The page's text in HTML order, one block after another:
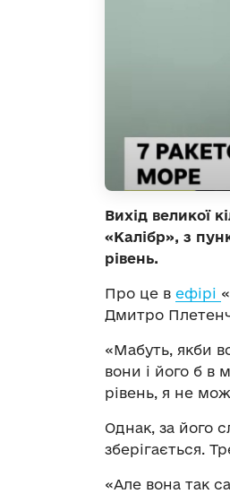
Вихід великої
«Калібр», з
рівень.
Про це в ефірі
Дмитро
«Мабуть, якби
вони і його б в
рівень, я не
Однак, за його
зберігається.
«Але вона так